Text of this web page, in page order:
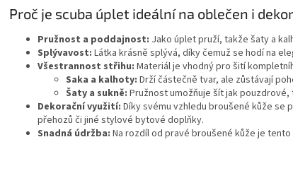
Proč je scuba úplet ideální na oblečen i
Pružnost a poddajnost: Jako úplet pruží, takže šaty a
Splývavost: Látka krásně splývá, díky čemuž se hodí na
Všestrannost střihu: Materiál je vhodný pro šití
Saka a kalhoty: Drží částečně tvar, ale zůstávají
Šaty a sukně: Pružnost umožňuje šít jak
Dekorační využití: Díky svému vzhledu broušené kůže
přehozů či jiné stylové bytové doplňky.
Snadná údržba: Na rozdíl od pravé broušené kůže je